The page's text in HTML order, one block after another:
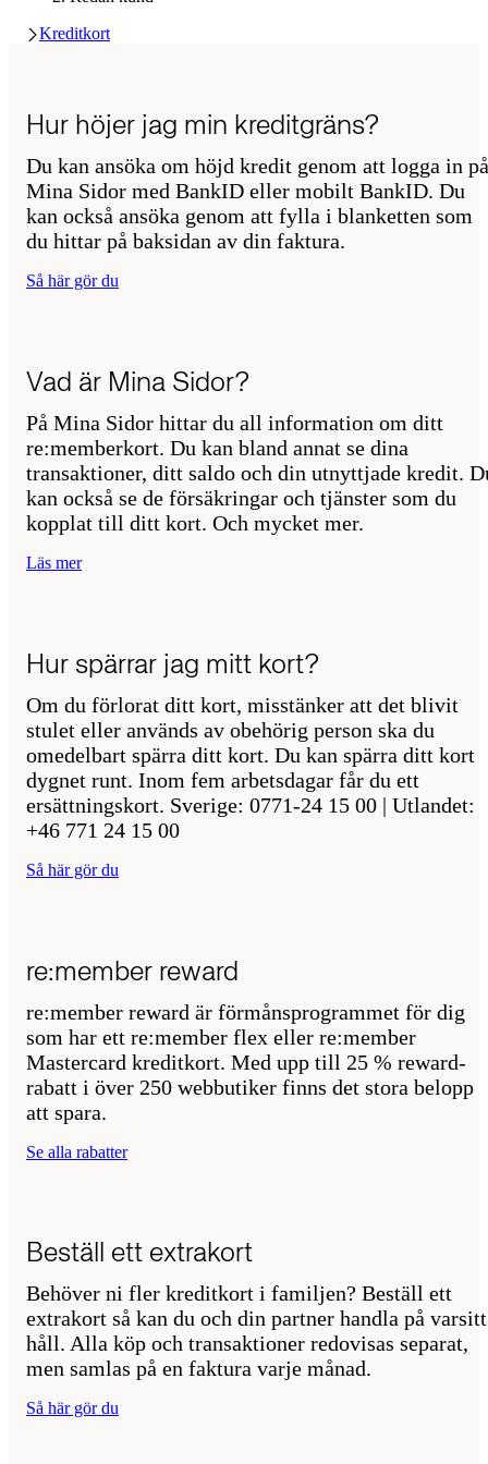
Kreditkort
Hur höjer jag min kreditgräns?
Du kan ansöka om höjd kredit genom att logga in på
Mina Sidor med BankID eller mobilt BankID. Du
kan också ansöka genom att fylla i blanketten som
du hittar på baksidan av din faktura.
Så här gör du
Vad är Mina Sidor?
På Mina Sidor hittar du all information om ditt
re:memberkort. Du kan bland annat se dina
transaktioner, ditt saldo och din utnyttjade kredit.
kan också se de försäkringar och tjänster som du
kopplat till ditt kort. Och mycket mer.
Läs mer
Hur spärrar jag mitt kort?
Om du förlorat ditt kort, misstänker att det blivit
stulet eller används av obehörig person ska du
omedelbart spärra ditt kort. Du kan spärra ditt kort
dygnet runt. Inom fem arbetsdagar får du ett
ersättningskort. Sverige: 0771-24 15 00 | Utlandet:
+46 771 24 15 00
Så här gör du
re:member reward
re:member reward är förmånsprogrammet för dig
som har ett re:member flex eller re:member
Mastercard kreditkort. Med upp till 25 % reward-
rabatt i över 250 webbutiker finns det stora belopp
att spara.
Se alla rabatter
Beställ ett extrakort
Behöver ni fler kreditkort i familjen? Beställ ett
extrakort så kan du och din partner handla på varsitt
håll. Alla köp och transaktioner redovisas separat,
men samlas på en faktura varje månad.
Så här gör du